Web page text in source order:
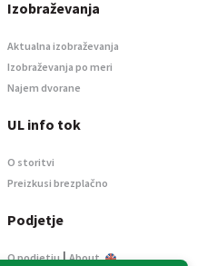
Izobraževanja
Aktualna izobraževanja
Izobraževanja po meri
Najem dvorane
UL info tok
O storitvi
Preizkusi brezplačno
Podjetje
O podjetju|About